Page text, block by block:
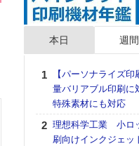
本日 週間
【パーソナライズ
量バリアブル印刷に
特殊素材にも対応
理想科学工業 小ロ
刷向けインクジェッ